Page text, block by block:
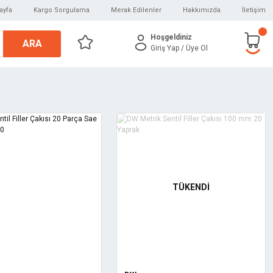
Kargo Sorgulama Merak Edilenler Hakkımızda İletişim
ARA
Hoşgeldiniz
Giriş Yap / Üye Ol
TÜKENDİ